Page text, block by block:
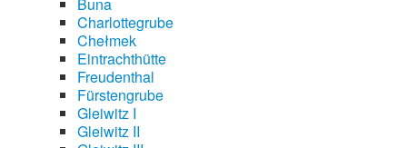
Charlottegrube
Chełmek
Eintrachthütte
Freudenthal
Fürstengrube
Gleiwitz I
Gleiwitz II